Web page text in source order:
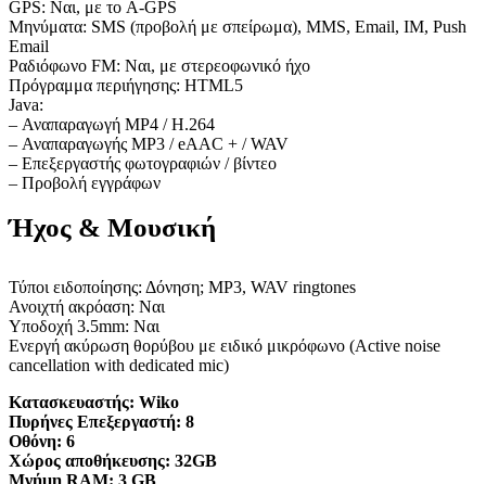
GPS: Ναι, με το A-GPS
Μηνύματα: SMS (προβολή με σπείρωμα), MMS, Email, IM, Push
Email
Ραδιόφωνο FM: Ναι, με στερεοφωνικό ήχο
Πρόγραμμα περιήγησης: HTML5
Java:
– Αναπαραγωγή MP4 / H.264
– Αναπαραγωγής MP3 / eAAC + / WAV
– Επεξεργαστής φωτογραφιών / βίντεο
– Προβολή εγγράφων
Ήχος & Μουσική
Τύποι ειδοποίησης: Δόνηση; MP3, WAV ringtones
Ανοιχτή ακρόαση: Ναι
Υποδοχή 3.5mm: Ναι
Ενεργή ακύρωση θορύβου με ειδικό μικρόφωνο (Active noise
cancellation with dedicated mic)
Κατασκευαστής: Wiko
Πυρήνες Επεξεργαστή: 8
Οθόνη: 6
Χώρος αποθήκευσης: 32GB
Μνήμη RAM: 3 GB